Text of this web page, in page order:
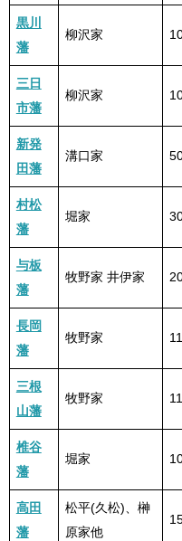
黒川
藩
柳沢家
三日
市藩
柳沢家
新発
田藩
溝口家
村松
藩
堀家
与板
藩
牧野家 井伊家
長岡
藩
牧野家
三根
山藩
牧野家
椎谷
藩
堀家
高田
藩
松平(久松)、榊
原家他